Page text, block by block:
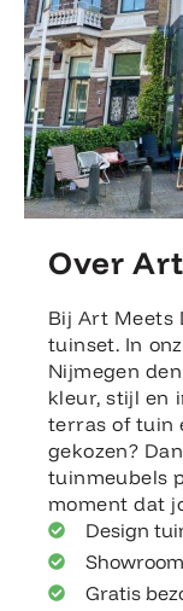
Over Art
Bij Art Meets
tuinset. In
Nijmegen
kleur, stijl en
terras of tuin
gekozen?
tuinmeubels
moment dat
Design
Gratis